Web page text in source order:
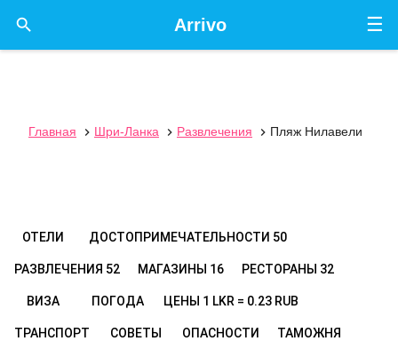
☰
Arrivo

Главная  Шри-Ланка  Развлечения  Пляж Нилавели
ОТЕЛИ ДОСТОПРИМЕЧАТЕЛЬНОСТИ 50
РАЗВЛЕЧЕНИЯ 52 МАГАЗИНЫ 16 РЕСТОРАНЫ 32
ВИЗА ПОГОДА ЦЕНЫ 1 LKR = 0.23 RUB
ТРАНСПОРТ СОВЕТЫ ОПАСНОСТИ ТАМОЖНЯ